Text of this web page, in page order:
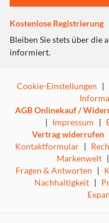
6-24/10
und hält diesen
gleichzeitig belastet/
sogar Starthilfe
Für optimale
elektronischem
ausgestattet. Dank
ALCT 6-24/10 für eine
garantiert eine
Lebensdauer von Blei-
Kostenlose Registrierung
Bleiben Sie stets über die
informiert.
Cookie-Einstellungen |
AGB Onlinekauf /
| Impressum |
Vertrag widerrufen
Kontaktformular |
Markenwelt |
Fragen & Antworten |
Nachhaltigkeit |